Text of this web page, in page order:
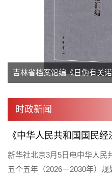
时政新闻
新华社北京3月5日电中华人民
五个五年（2026－2030年）